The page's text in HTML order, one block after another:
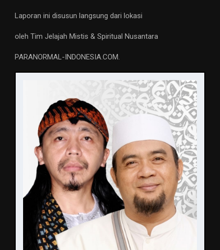
Laporan ini disusun langsung dari lokasi
oleh Tim Jelajah Mistis & Spiritual Nusantara
PARANORMAL-INDONESIA.COM.